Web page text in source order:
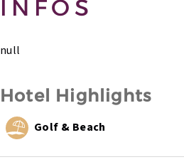
INFOS
null
Hotel Highlights
Golf & Beach